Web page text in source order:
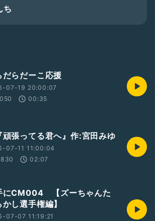
ち
だらだーこ応援
07-19 20:00:07
00:35
頑張ってる君へ』作:宮田みゆ
07-11 11:00:04
02:07
にCM004 【ズーちゃんた
し選手権編】
07-07 11:19:21